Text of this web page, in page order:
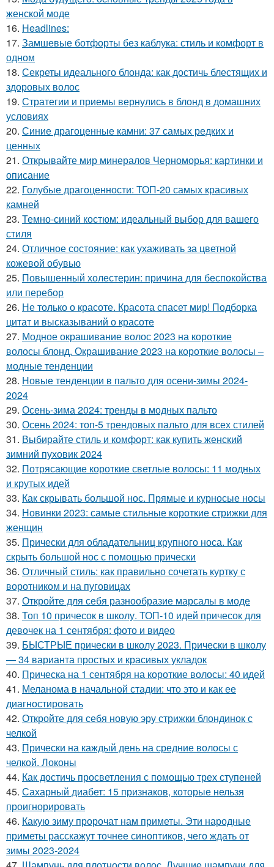
женской моде
16. Headlines:
17. Замшевые ботфорты без каблука: стиль и комфорт в
одном
18. Секреты идеального блонда: как достичь блестящих и
здоровых волос
19. Стратегии и приемы вернулись в блонд в домашних
условиях
20. Синие драгоценные камни: 37 самых редких и
ценных
21. Открывайте мир минералов Черноморья: картинки и
описание
22. Голубые драгоценности: ТОП-20 самых красивых
камней
23. Темно-синий костюм: идеальный выбор для вашего
стиля
24. Отличное состояние: как ухаживать за цветной
кожевой обувью
25. Повышенный холестерин: причина для беспокойства
или перебор
26. Не только о красоте. Красота спасет мир! Подборка
цитат и высказываний о красоте
27. Модное окрашивание волос 2023 на короткие
волосы блонд. Окрашивание 2023 на короткие волосы –
модные тенденции
28. Новые тенденции в пальто для осени-зимы 2024-
2024
29. Осень-зима 2024: тренды в модных пальто
30. Осень 2024: топ-5 трендовых пальто для всех стилей
31. Выбирайте стиль и комфорт: как купить женский
зимний пуховик 2024
32. Потрясающие короткие светлые волосы: 11 модных
и крутых идей
33. Как скрывать большой нос. Прямые и курносые носы
34. Новинки 2023: самые стильные короткие стрижки для
женщин
35. Прически для обладательниц крупного носа. Как
скрыть большой нос с помощью прически
36. Отличный стиль: как правильно сочетать куртку с
воротником и на пуговицах
37. Откройте для себя разнообразие марсалы в моде
38. Топ 10 причесок в школу. ТОП-10 идей причесок для
девочек на 1 сентября: фото и видео
39. БЫСТРЫЕ прически в школу 2023. Прически в школу
— 34 варианта простых и красивых укладок
40. Прическа на 1 сентября на короткие волосы: 40 идей
41. Меланома в начальной стадии: что это и как ее
диагностировать
42. Откройте для себя новую эру стрижки блондинок с
челкой
43. Прически на каждый день на средние волосы с
челкой. Локоны
44. Как достичь просветления с помощью трех ступеней
45. Сахарный диабет: 15 признаков, которые нельзя
проигнорировать
46. Какую зиму пророчат нам приметы. Эти народные
приметы расскажут точнее синоптиков, чего ждать от
зимы 2023-2024